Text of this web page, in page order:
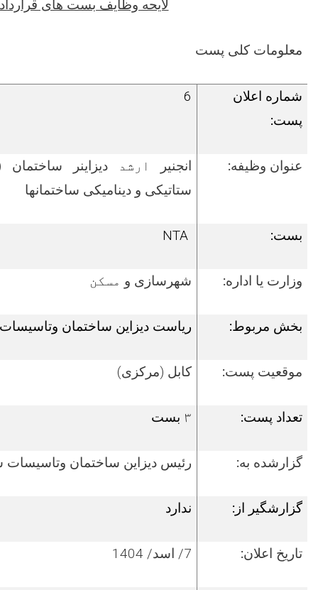
لایحه وظایف بست های
معلومات کلی پست
شماره اعلان
پست:
6
عنوان وظیفه: انجنیر ارشد دیزاینر ساختمان
ستاتیکی و دینامیکی ساختمانها
بست: NTA
وزارت یا اداره: شهرسازی و مسکن
بخش مربوط: ریاستدیزاین ساختمان
موقعیت پست: کابل (مرکزی)
تعداد پست: ۳ بست
گزارشده به: رئیسدیزاین ساختمان وتاسیسات
گزارش­گیر از: ندارد
تاریخ اعلان: 7/ اسد/ 1404